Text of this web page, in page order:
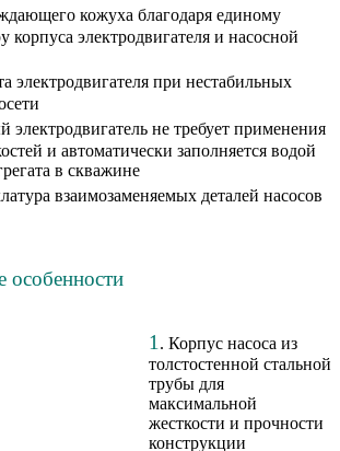
кожуха благодаря единому
корпуса электродвигателя и насосной
электродвигателя при нестабильных
электродвигатель не требует применения
и автоматически заполняется водой
в скважине
взаимозаменяемых деталей насосов
особенности
1 . Корпус насоса из
толстостенной стальной
трубы для
максимальной
жесткости и прочности
конструкции